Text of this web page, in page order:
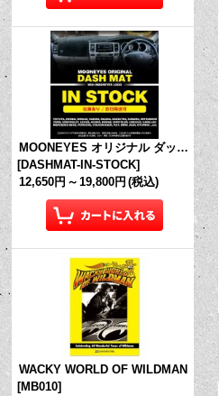
MOONEYES オリジナル ダッシュマット (in Stock!)
[DASHMAT-IN-STOCK]
12,650円 ～ 19,800円 (税込)
WACKY WORLD OF WILDMAN
[MB010]